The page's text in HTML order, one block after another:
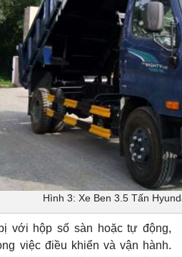
Hình 3: Xe Ben 3.5 Tấn
với hộp số sàn hoặc tự động,
việc điều khiển và vận hành.